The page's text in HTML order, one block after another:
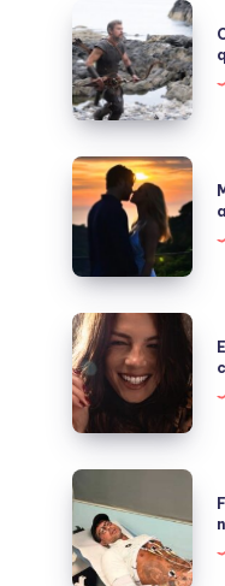
di
Christopher
Nolan,
quante
inutili
polemiche
Michelle
Hunziker
e
Berruti
allo
scoperto
Emma
Marrone
e
l’amicizia
costruita
con
Stefano
De
Martino
Fabrizio
Corona
e
la